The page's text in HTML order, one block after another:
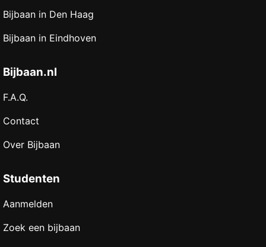
Bijbaan in Den Haag
Bijbaan in Eindhoven
Bijbaan.nl
F.A.Q.
Contact
Over Bijbaan
Studenten
Aanmelden
Zoek een bijbaan